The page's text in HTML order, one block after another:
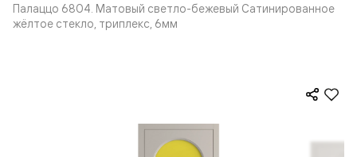
Палаццо 6804. Матовый светло-бежевый Сатинированное
жёлтое стекло, триплекс, 6мм